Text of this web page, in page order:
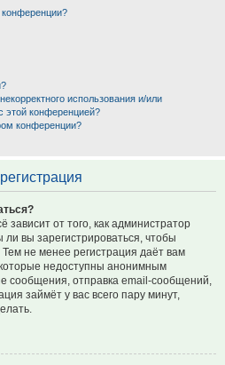
использования и/или
этой конференцией?
конференции?
зависит от того, как администратор
вы зарегистрироваться, чтобы
не менее регистрация даёт вам
недоступны анонимным
сообщения, отправка email-сообщений,
займёт у вас всего пару минут,